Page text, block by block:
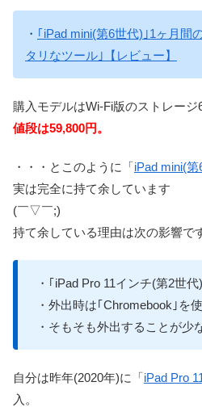
・ ｢iPad mini(第6世代)｣1ヶ月間
タリなツール｣【レビュー】
購入モデルはWi-Fi版のストレージ
値段は59,800円。
・・・とこのように「iPad mini(第
実は完全に持て余しています
(￣▽￣;)
持て余している理由は次の影響で
・｢iPad Pro 11インチ(第2世
・外出時は｢Chromebook｣を
・そもそも外出することが少
自分は昨年(2020年)に「iPad Pro
入。